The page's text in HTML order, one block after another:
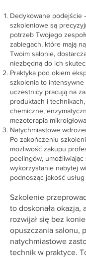
Dedykowane podejście
szkoleniowe są
potrzeb Twojego
zabiegach, które mają
Twoim salonie,
niezbędną do ich
Praktyka pod okiem
szkolenia to intensywne
uczestnicy pracują na
produktach i
chemiczne,
mezoterapia
Natychmiastowe
Po zakończeniu
możliwość zakupu
peelingów, umożliwiając
wykorzystanie nabytej
podnosząc jakość
Szkolenie
to doskonała okazja,
rozwijał się bez
opuszczania salonu,
natychmiastowe
technik w praktyce.